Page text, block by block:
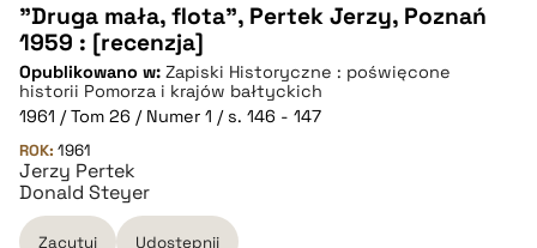
CZYSTY TEKST
pobierz cytat
BIBTEX
"Druga mała, flota", Pertek Jerzy, Poznań
1959 : [recenzja]
Opublikowano w: Zapiski Historyczne : poświęcone
historii Pomorza i krajów bałtyckich
1961 / Tom 26 / Numer 1 / s. 146 - 147
ROK: 1961
Jerzy Pertek
Donald Steyer
Zacytuj Udostępnij